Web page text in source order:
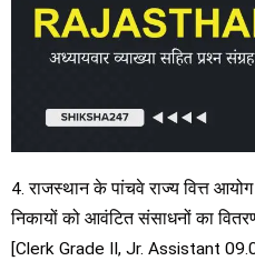
4. राजस्थान के पांचवे राज्य वित्त
निकायों को आवंटित संसाधनों का
[Clerk Grade II, Jr. Assistant